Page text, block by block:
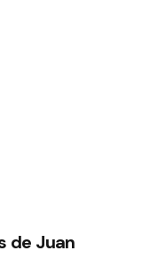
de Juan